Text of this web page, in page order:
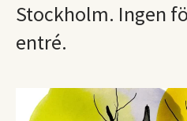
Stockholm. Ingen
entré.